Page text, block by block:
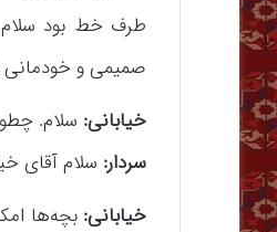
طرف خط بود سلام
صمیمی و خودمانی
خیابانی: سلام.
سردار: سلام آقای
خیابانی: بچه‌ها